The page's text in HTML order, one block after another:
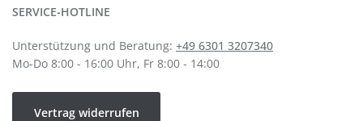
SERVICE-HOTLINE
Unterstützung und Beratung: +49 6301 3207340
Mo-Do 8:00 - 16:00 Uhr, Fr 8:00 - 14:00
Vertrag widerrufen